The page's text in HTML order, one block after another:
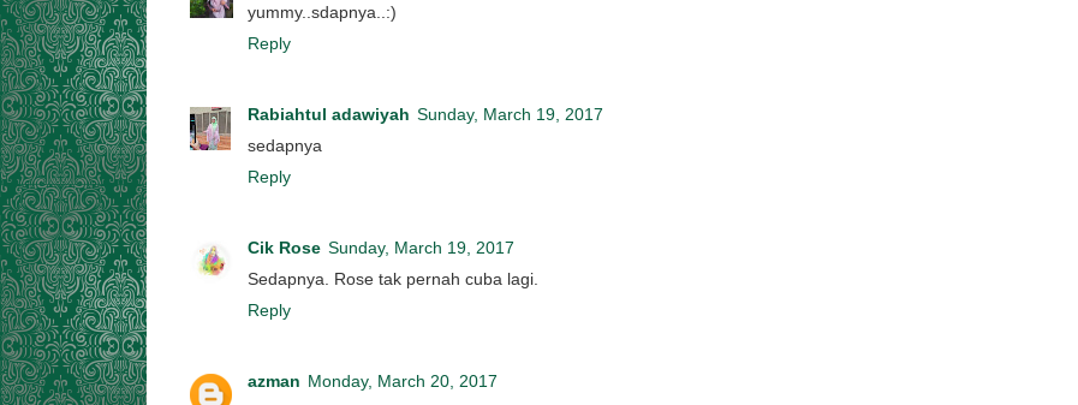
yummy..sdapnya..:)
Reply
Rabiahtul adawiyah Sunday, March 19, 2017
sedapnya
Reply
Cik Rose Sunday, March 19, 2017
Sedapnya. Rose tak pernah cuba lagi.
Reply
azman Monday, March 20, 2017